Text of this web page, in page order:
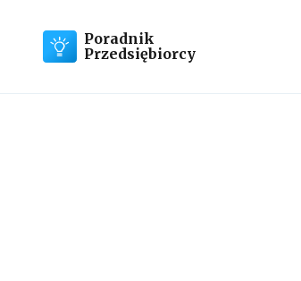
Poradnik
Przedsiębiorcy